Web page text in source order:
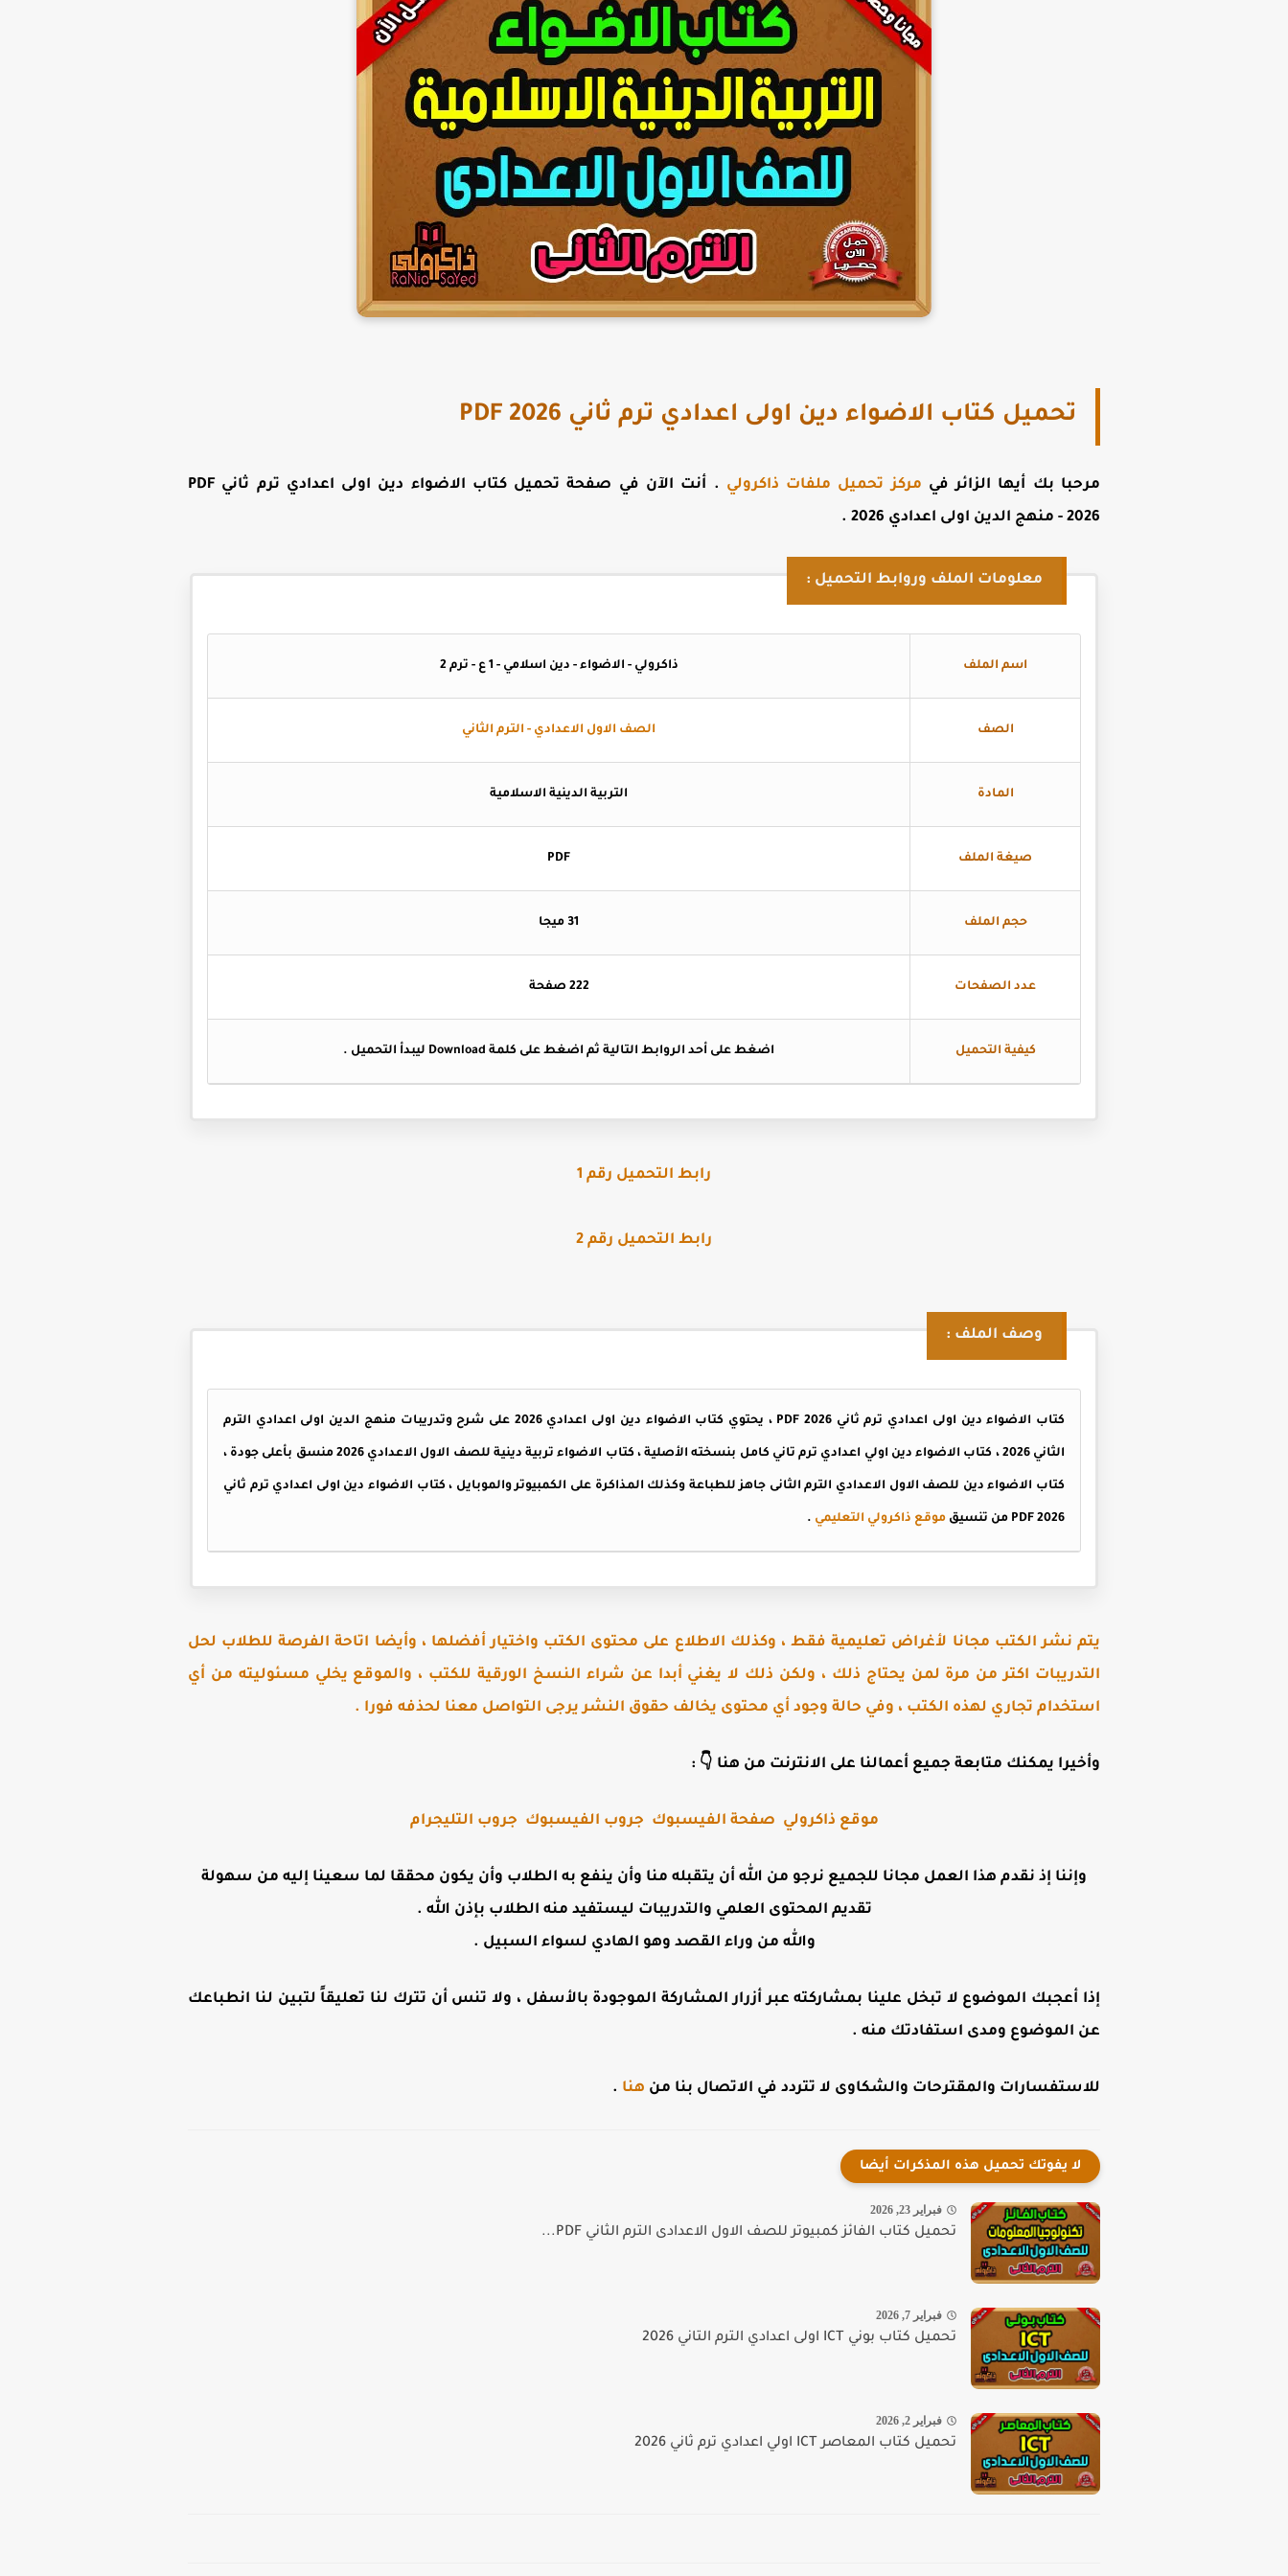
تحميل كتاب الاضواء دين اولى اعدادي ترم ثاني PDF 2026
مرحبا بك أيها الزائر في مركز تحميل ملفات ذاكرولي . أنت الآن في صفحة
تحميل كتاب الاضواء دين اولى اعدادي ترم ثاني PDF
2026 - منهج الدين اولى اعدادي 2026
.
معلومات الملف وروابط التحميل :
اسم الملف ذاكرولي - الاضواء - دين اسلامي - 1 ع - ترم 2
الصف الصف الاول الاعدادي - الترم الثاني
المادة التربية الدينية الاسلامية
صيغة الملف PDF
حجم الملف 31 ميجا
عدد الصفحات 222 صفحة
كيفية التحميل اضغط على أحد الروابط التالية ثم اضغط على كلمة Download ليبدأ التحميل .
رابط التحميل رقم 1
رابط التحميل رقم 2
وصف الملف :
كتاب الاضواء دين اولى اعدادي ترم ثاني PDF 2026 ، يحتوي كتاب الاضواء دين اولى اعدادي 2026 على شرح وتدريبات منهج الدين اولى اعدادي الترم
الثاني 2026 ، كتاب الاضواء دين اولي اعدادي ترم تاني كامل بنسخته الأصلية ، كتاب الاضواء تربية دينية للصف الاول الاعدادي 2026 منسق بأعلى جودة ،
كتاب الاضواء دين للصف الاول الاعدادي الترم الثانى جاهز للطباعة وكذلك المذاكرة على الكمبيوتر والموبايل ، كتاب الاضواء دين اولى اعدادي ترم ثاني
PDF 2026 من تنسيق موقع ذاكرولي التعليمي .
يتم نشر الكتب مجانا لأغراض تعليمية فقط ، وكذلك الاطلاع على محتوى الكتب واختيار أفضلها ، وأيضا اتاحة الفرصة للطلاب لحل
التدريبات اكتر من مرة لمن يحتاج ذلك ، ولكن ذلك لا يغني أبدا عن شراء النسخ الورقية للكتب ، والموقع يخلي مسئوليته من أي
استخدام تجاري لهذه الكتب ، وفي حالة وجود أي محتوى يخالف حقوق النشر يرجى التواصل معنا لحذفه فورا .
وأخيرا يمكنك متابعة جميع أعمالنا على الانترنت من هنا 👇 :
موقع ذاكرولي صفحة الفيسبوك جروب الفيسبوك جروب التليجرام
وإننا إذ نقدم هذا العمل مجانا للجميع نرجو من الله أن يتقبله منا وأن ينفع به الطلاب وأن يكون محققا لما سعينا إليه من سهولة
تقديم المحتوى العلمي والتدريبات ليستفيد منه الطلاب بإذن الله .
والله من وراء القصد وهو الهادي لسواء السبيل .
إذا أعجبك الموضوع لا تبخل علينا بمشاركته عبر أزرار المشاركة الموجودة بالأسفل ، ولا تنس أن تترك لنا تعليقاً لتبين لنا انطباعك
عن الموضوع ومدى استفادتك منه .
للاستفسارات والمقترحات والشكاوى لا تتردد في الاتصال بنا من هنا .
لا يفوتك تحميل هذه المذكرات أيضا
فبراير 23, 2026
تحميل كتاب الفائز كمبيوتر للصف الاول الاعدادى الترم الثاني PDF...
فبراير 7, 2026
تحميل كتاب بوني ICT اولى اعدادي الترم التاني 2026
فبراير 2, 2026
تحميل كتاب المعاصر ICT اولي اعدادي ترم ثاني 2026